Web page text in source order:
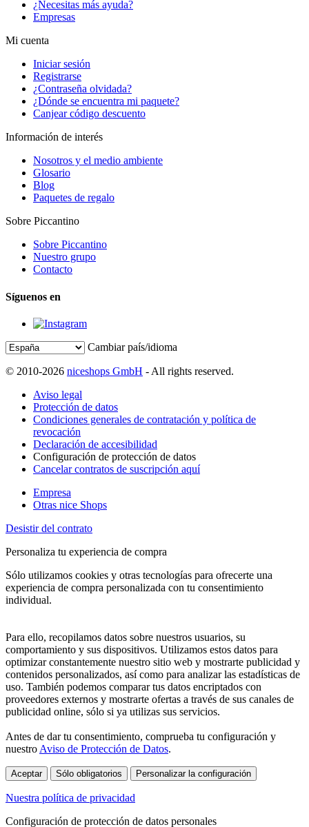
¿Necesitas más ayuda?
Empresas
Mi cuenta
Iniciar sesión
Registrarse
¿Contraseña olvidada?
¿Dónde se encuentra mi paquete?
Canjear código descuento
Información de interés
Nosotros y el medio ambiente
Glosario
Blog
Paquetes de regalo
Sobre Piccantino
Sobre Piccantino
Nuestro grupo
Contacto
Síguenos en
Cambiar país/idioma
© 2010-2026 niceshops GmbH - All rights reserved.
Aviso legal
Protección de datos
Condiciones generales de contratación y política de
revocación
Declaración de accesibilidad
Configuración de protección de datos
Cancelar contratos de suscripción aquí
Empresa
Otras nice Shops
Desistir del contrato
Personaliza tu experiencia de compra
Sólo utilizamos cookies y otras tecnologías para ofrecerte una
experiencia de compra personalizada con tu consentimiento
individual.
Para ello, recopilamos datos sobre nuestros usuarios, su
comportamiento y sus dispositivos. Utilizamos estos datos para
optimizar constantemente nuestro sitio web y mostrarte publicidad y
contenidos personalizados, así como para analizar las estadísticas de
uso. También podemos comparar tus datos encriptados con
proveedores externos y mostrarte ofertas a través de sus canales de
publicidad online, sólo si ya utilizas sus servicios.
Antes de dar tu consentimiento, comprueba tu configuración y
nuestro Aviso de Protección de Datos.
Aceptar Sólo obligatorios Personalizar la configuración
Nuestra política de privacidad
Configuración de protección de datos personales